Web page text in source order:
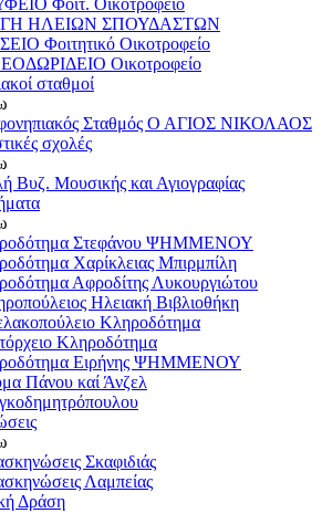
ΗΛΕΙΩΝ ΣΠΟΥΔΑΣΤΩΝ
Φοιτητικό Οικοτροφείο
Οικοτροφείο
σταθμοί
Σταθμός Ο ΑΓΙΟΣ ΝΙΚΟΛΑΟΣ
σχολές
Βυζ. Μουσικής και Αγιογραφίας
Στεφάνου ΨΗΜΜΕΝΟΥ
Χαρίκλειας Μπιρμπίλη
Αφροδίτης Λυκουργιώτου
Ηλειακή Βιβλιοθήκη
Κληροδότημα
Κληροδότημα
Ειρήνης ΨΗΜΜΕΝΟΥ
Πάνου καί Άνζελ
Σκαφιδιάς
Λαμπείας
Δράση